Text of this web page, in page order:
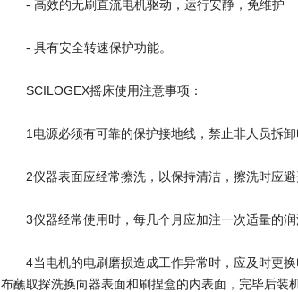
- 高效的无刷直流电机驱动，运行安静，免维护
- 具有安全转速保护功能。
SCILOGEX摇床使用注意事项：
1电源必须有可靠的保护接地线，禁止非人员拆卸
2仪器表面应经常擦洗，以保持清洁，擦洗时应避
3仪器经常使用时，每几个月应加注一次适量的润
4当电机的电刷磨损造成工作异常时，应及时更换
布蘸取探洗换向器表面和刷捏盒的内表面，完毕后装